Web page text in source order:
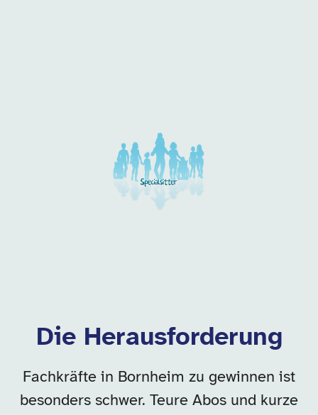
Unsere Arbeitgeber in
Die Herausforderung
Fachkräfte in Bornheim zu gewinnen ist
besonders schwer. Teure Abos und kurze